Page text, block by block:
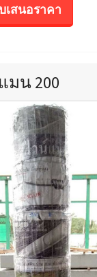
เสนอราคา
มน 200